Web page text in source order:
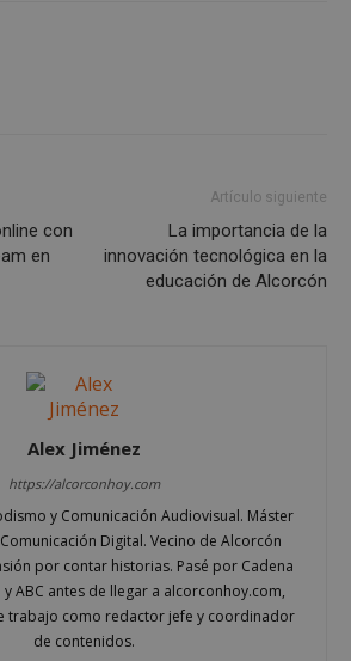
con
en
Artículo siguiente
La importancia de la
innovación tecnológica en la
educación de Alcorcón
Alex Jiménez
https://alcorconhoy.com
y Comunicación Audiovisual. Máster
Digital. Vecino de Alcorcón
por contar historias. Pasé por Cadena
y ABC antes de llegar a alcorconhoy.com,
trabajo como redactor jefe y coordinador
de contenidos.
estrictamente necesarias
Cookies de funcionalidad
Cookies no clasificadas
estrictamente necesarias permiten la
principal del sitio web, como el
de usuario y la gestión de cuentas.
se puede utilizar correctamente sin
necesarias.
Proveedor /
Dominio
PHP.net